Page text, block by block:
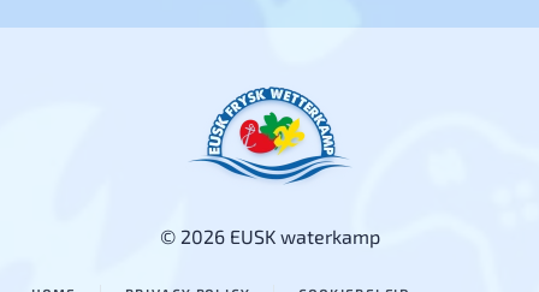
© 2026 EUSK waterkamp